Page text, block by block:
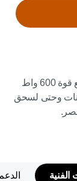
تصميم مخصص لتحسين عملية الخلط اليومية، مع قوة 600 واط
وحتى لسحق
الفنية